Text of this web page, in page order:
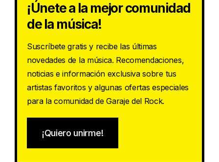
¡Únete a la mejor comunidad
de la música!
Suscríbete gratis y recibe las últimas
novedades de la música. Recomendaciones,
noticias e información exclusiva sobre tus
artistas favoritos y algunas ofertas especiales
para la comunidad de Garaje del Rock.
¡Quiero unirme!